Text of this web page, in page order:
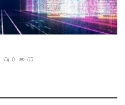
0 65